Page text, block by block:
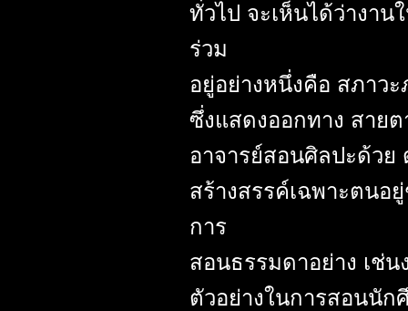
ทั่วไป จะเห็นได้ว่างา
ร่วม
อยู่อย่างหนึ่งคือ สภาว
ซึ่งแสดงออกทาง สาย
อาจารย์สอนศิลปะด้ว
สร้างสรรค์เฉพาะตน
การ
สอนธรรมดาอย่าง เช่
ตัวอย่างในการสอนนัก